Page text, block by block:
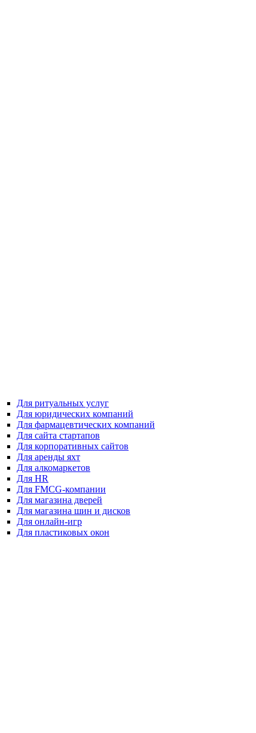
Для ритуальных услуг
Для юридических компаний
Для фармацевтических компаний
Для сайта стартапов
Для корпоративных сайтов
Для аренды яхт
Для алкомаркетов
Для HR
Для FMCG-компании
Для магазина дверей
Для магазина шин и дисков
Для онлайн-игр
Для пластиковых окон